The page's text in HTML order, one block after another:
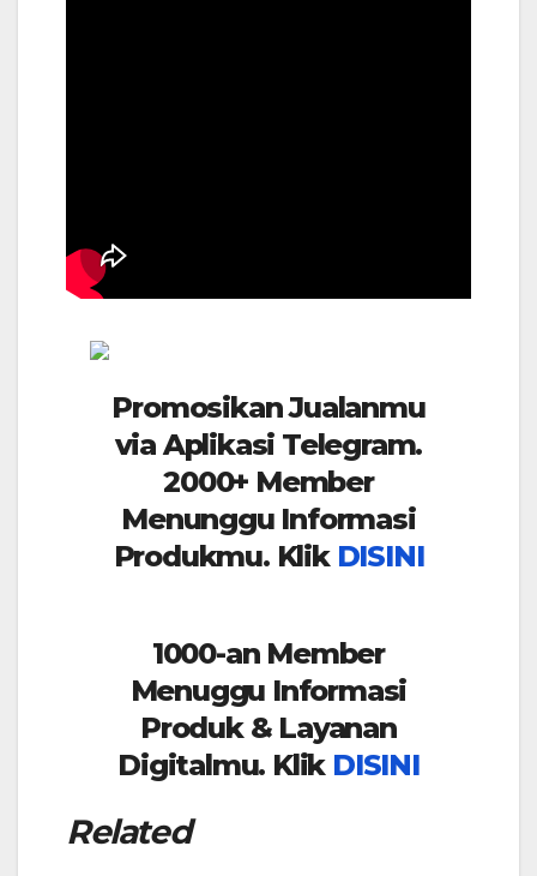
Promosikan Jualanmu
via Aplikasi Telegram.
2000+ Member
Menunggu Informasi
Produkmu. Klik DISINI
1000-an Member
Menuggu Informasi
Produk & Layanan
Digitalmu. Klik DISINI
Related